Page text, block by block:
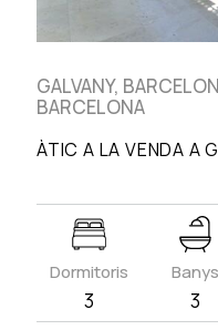
GALVANY,
BARCELONA
ÀTIC A LA VENDA A
Dormitoris
3
Banys
3